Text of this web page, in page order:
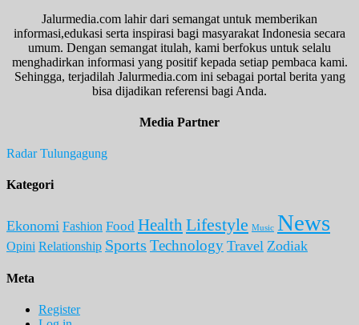
Jalurmedia.com lahir dari semangat untuk memberikan
informasi,edukasi serta inspirasi bagi masyarakat Indonesia secara
umum. Dengan semangat itulah, kami berfokus untuk selalu
menghadirkan informasi yang positif kepada setiap pembaca kami.
Sehingga, terjadilah Jalurmedia.com ini sebagai portal berita yang
bisa dijadikan referensi bagi Anda.
Media Partner
Radar Tulungagung
Kategori
Ekonomi Fashion Food Health Lifestyle Music News
Opini Relationship Sports Technology Travel Zodiak
Meta
Register